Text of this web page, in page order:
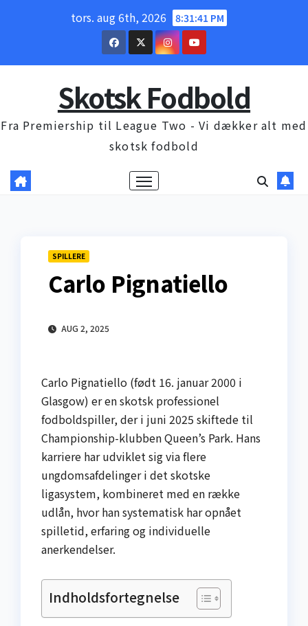
tors. aug 6th, 2026 8:31:42 PM
Skotsk Fodbold
Fra Premiership til League Two - Vi dækker alt med
skotsk fodbold
SPILLERE
Carlo Pignatiello
AUG 2, 2025
Carlo Pignatiello (født 16. januar 2000 i
Glasgow) er en skotsk professionel
fodboldspiller, der i juni 2025 skiftede til
Championship-klubben Queen’s Park. Hans
karriere har udviklet sig via flere
ungdomsafdelinger i det skotske
ligasystem, kombineret med en række
udlån, hvor han systematisk har opnået
spilletid, erfaring og individuelle
anerkendelser.
Indholdsfortegnelse